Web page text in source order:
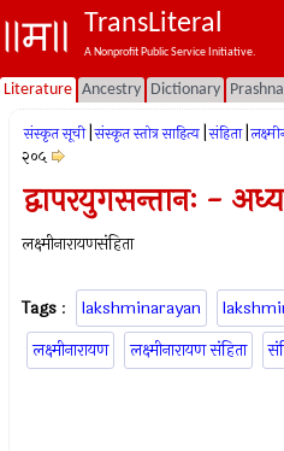
TransLiteral
A Nonprofit Public Service Initiative.
Literature Ancestry Dictionary Prashna
संस्कृत सूची संस्कृत स्तोत्र साहित्य संहिता
२०५
द्वापरयुगसन्तानः -
लक्ष्मीनारायणसंहिता
Tags : lakshminarayan
लक्ष्मीनारायण
लक्ष्मीनारायण संहिता